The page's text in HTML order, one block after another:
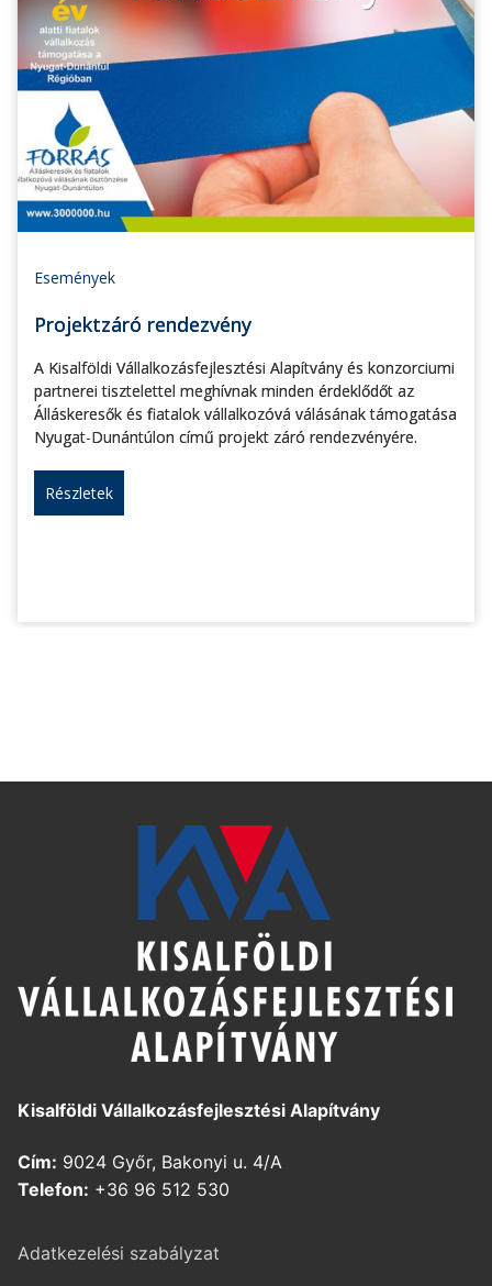
Események
Projektzáró rendezvény
A Kisalföldi Vállalkozásfejlesztési Alapítvány és konzorciumi
partnerei tisztelettel meghívnak minden érdeklődőt az
Álláskeresők és fiatalok vállalkozóvá válásának támogatása
Nyugat-Dunántúlon című projekt záró rendezvényére.
Részletek
Kisalföldi Vállalkozásfejlesztési Alapítvány
Cím: 9024 Győr, Bakonyi u. 4/A
Telefon: +36 96 512 530
Adatkezelési szabályzat